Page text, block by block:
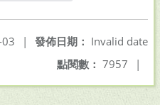
發佈日期： Invalid date
|
點閱數： 7957 |